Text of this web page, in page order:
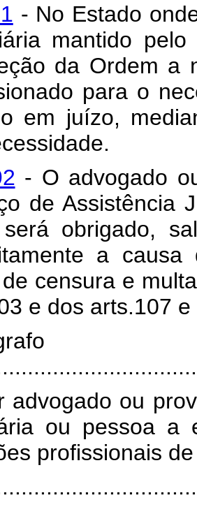
- No Estado
mantido
da Ordem a
para o
em juízo,
- O advogado
de Assistência
obrigado,
a
censura e
e dos arts.107
advogado ou
ou pessoa a
profissionais